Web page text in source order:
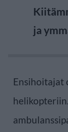
ja
Ensihoitajat